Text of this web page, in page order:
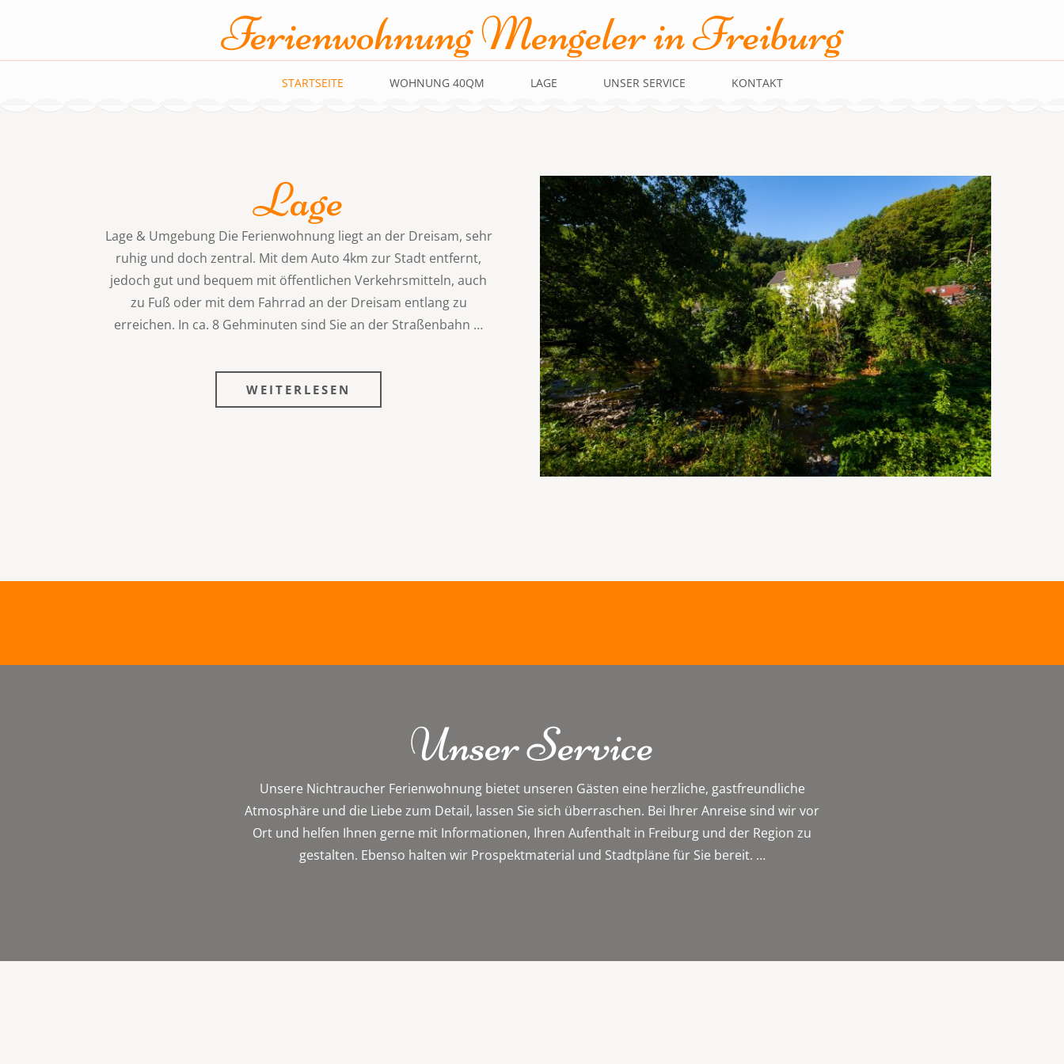
Ferienwohnung Mengeler in Freiburg
STARTSEITE WOHNUNG 40QM LAGE UNSER SERVICE KONTAKT
Lage
Lage & Umgebung Die Ferienwohnung liegt an der Dreisam, sehr
ruhig und doch zentral. Mit dem Auto 4km zur Stadt entfernt,
jedoch gut und bequem mit öffentlichen Verkehrsmitteln, auch
zu Fuß oder mit dem Fahrrad an der Dreisam entlang zu
erreichen. In ca. 8 Gehminuten sind Sie an der Straßenbahn …
WEITERLESEN
Unser Service
Unsere Nichtraucher Ferienwohnung bietet unseren Gästen eine herzliche, gastfreundliche
Atmosphäre und die Liebe zum Detail, lassen Sie sich überraschen. Bei Ihrer Anreise sind wir vor
Ort und helfen Ihnen gerne mit Informationen, Ihren Aufenthalt in Freiburg und der Region zu
gestalten. Ebenso halten wir Prospektmaterial und Stadtpläne für Sie bereit. …